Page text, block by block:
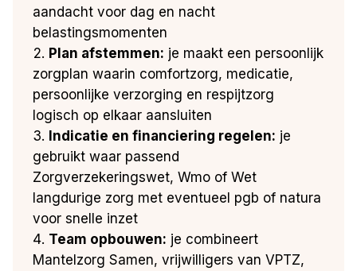
aandacht voor dag en nacht
belastingsmomenten
Plan afstemmen: je maakt een persoonlijk
zorgplan waarin comfortzorg, medicatie,
persoonlijke verzorging en respijtzorg
logisch op elkaar aansluiten
Indicatie en financiering regelen: je
gebruikt waar passend
Zorgverzekeringswet, Wmo of Wet
langdurige zorg met eventueel pgb of natura
voor snelle inzet
Team opbouwen: je combineert
Mantelzorg Samen, vrijwilligers van VPTZ,